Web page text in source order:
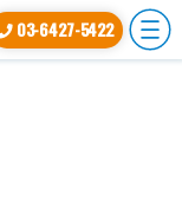
03-6427-5422